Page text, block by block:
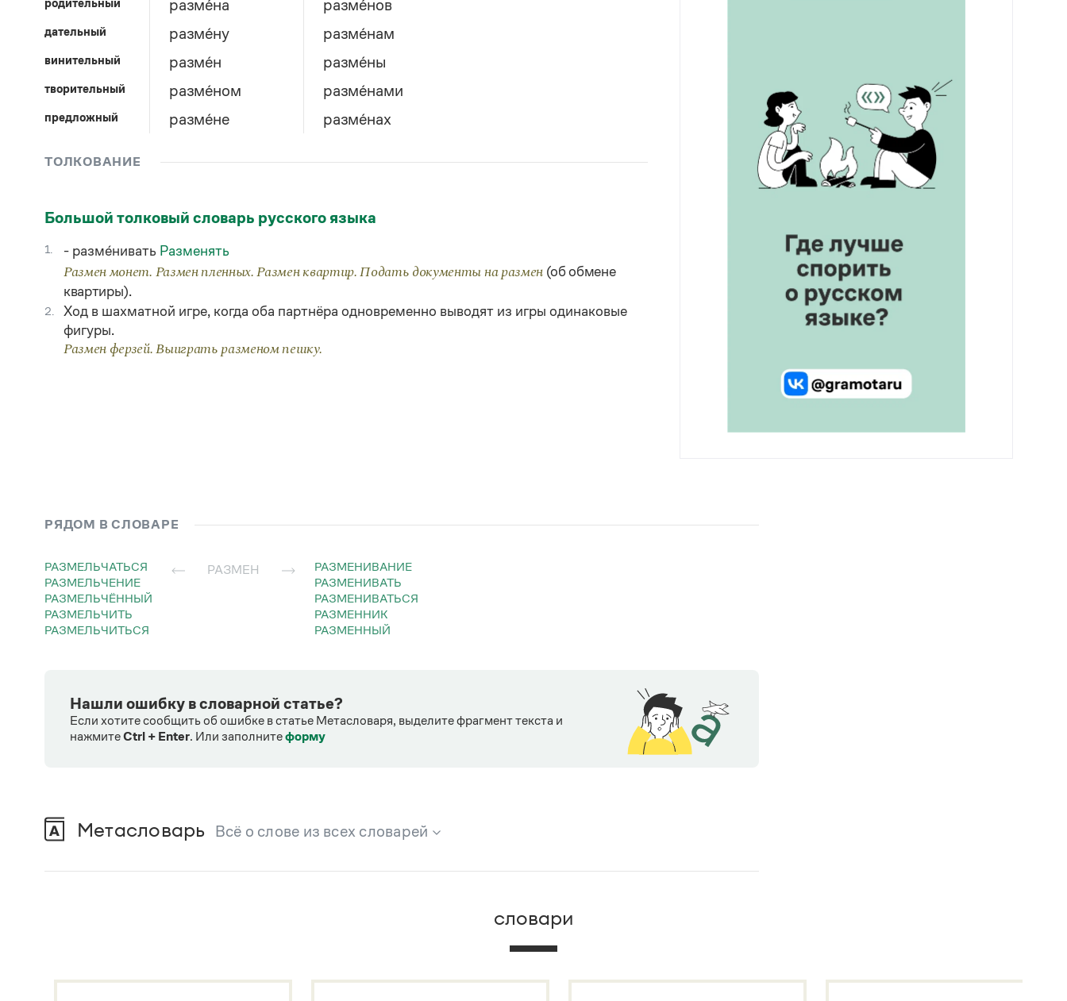
родительный разме́на разме́нов
дательный разме́ну разме́нам
винительный разме́н разме́ны
творительный разме́ном разме́нами
предложный разме́не разме́нах
ТОЛКОВАНИЕ
Большой толковый словарь русского языка
1. - разме́нивать Разменять
Размен монет. Размен пленных. Размен квартир. Подать документы на размен (об обмене
квартиры).
2.
Ход в шахматной игре, когда оба партнёра одновременно выводят из игры одинаковые
фигуры.
Размен ферзей. Выиграть разменом пешку.
РЯДОМ В СЛОВАРЕ
РАЗМЕЛЬЧАТЬСЯ
РАЗМЕЛЬЧЕНИЕ
РАЗМЕЛЬЧЁННЫЙ
РАЗМЕЛЬЧИТЬ
РАЗМЕЛЬЧИТЬСЯ
РАЗМЕН
РАЗМЕНИВАНИЕ
РАЗМЕНИВАТЬ
РАЗМЕНИВАТЬСЯ
РАЗМЕННИК
РАЗМЕННЫЙ
Нашли ошибку в словарной статье?
Если хотите сообщить об ошибке в статье Метасловаря, выделите фрагмент текста и
нажмитеCtrl + Enter. Или заполнитеформу
Метасловарь Всё о слове из всех словарей
В метасловаре Грамоты в удобном виде собрана вся информация из следующих словарей:
Большой толковый словарь русских существительных
словари